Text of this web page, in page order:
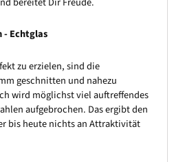
- Echtglas
zu erzielen, sind die
geschnitten und nahezu
wird möglichst viel auftreffendes
aufgebrochen. Das ergibt den
bis heute nichts an Attraktivität